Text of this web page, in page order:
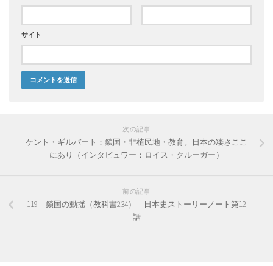
サイト
次の記事
ケント・ギルバート：鎖国・非植民地・教育。日本の凄さここ
にあり（インタビュワー：ロイス・クルーガー）
前の記事
119 鎖国の動揺（教科書234） 日本史ストーリーノート第12
話